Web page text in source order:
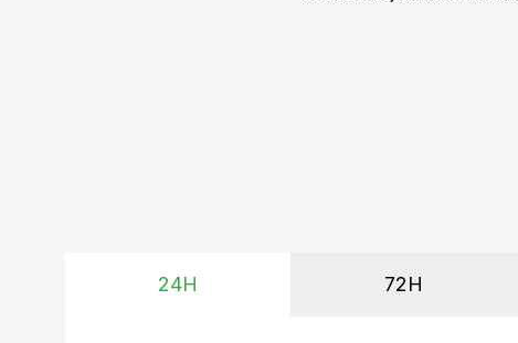
24H 72H